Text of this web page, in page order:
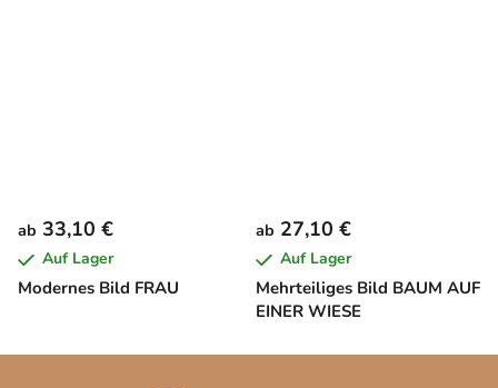
Modernes Bild FRAU
ab 33,10 €
Auf Lager
Mehrteiliges Bild BAUM AUF
EINER WIESE
ab 27,10 €
Auf Lager